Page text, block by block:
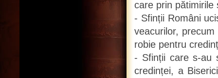
care prin pătimirile
- Sfinții Români
veacurilor,
robie pentru
- Sfinții care s-au
credinței, a